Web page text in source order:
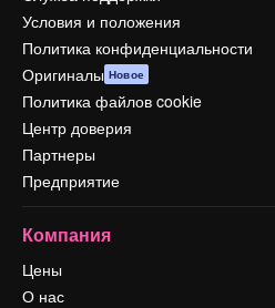
Условия и положения
Политика конфиденциальности
Оригиналы Новое
Политика файлов cookie
Центр доверия
Партнеры
Предприятие
Компания
Цены
О нас